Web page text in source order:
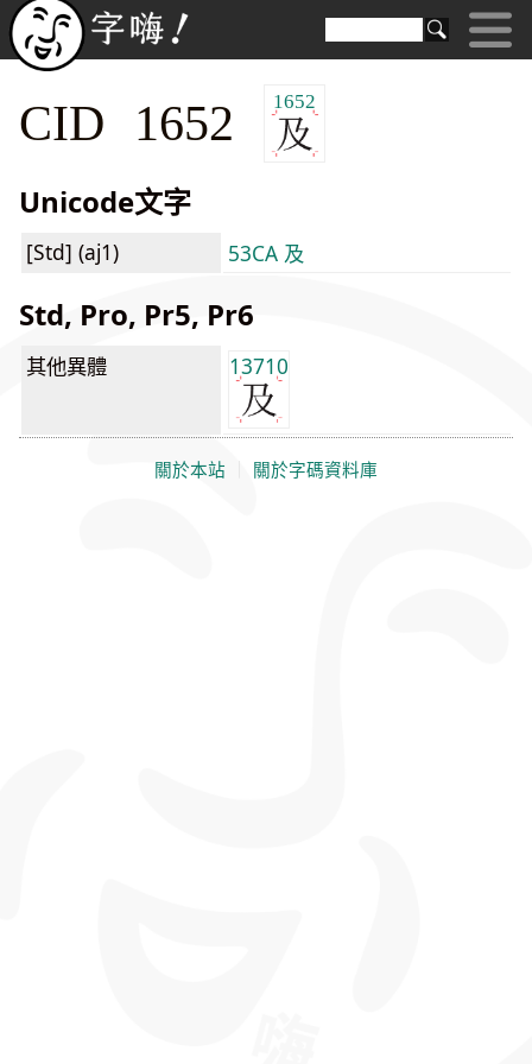
CID 1652 1652
Unicode文字
[Std] (aj1) 53CA 及
Std, Pro, Pr5, Pr6
其他異體 13710
關於本站 關於字碼資料庫